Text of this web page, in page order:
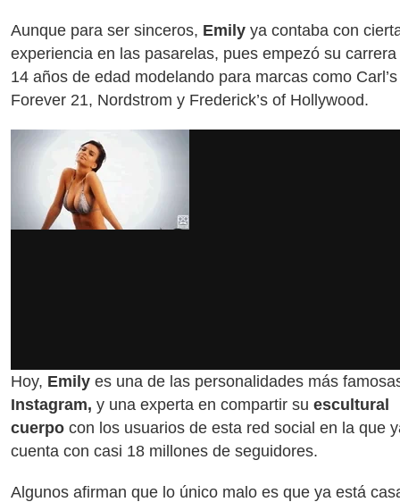
Aunque para ser sinceros, Emily ya contaba con
experiencia en las pasarelas, pues empezó su
14 años de edad modelando para marcas como
Forever 21, Nordstrom y Frederick’s of Hollywood.
Hoy, Emily es una de las personalidades más
Instagram, y una experta en compartir su escultural
cuerpo con los usuarios de esta red social en la que
cuenta con casi 18 millones de seguidores.
Algunos afirman que lo único malo es que ya está